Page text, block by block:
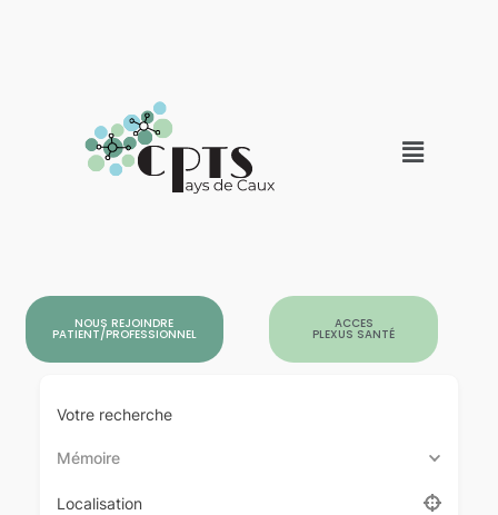
NOUS REJOINDRE
PATIENT/PROFESSIONNEL
ACCES
PLEXUS SANTÉ
Votre recherche
Mémoire
Localisation